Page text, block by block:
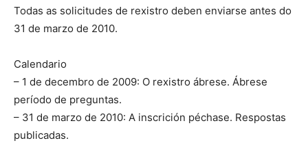
Todas as solicitudes de rexistro deben enviarse antes do
31 de marzo de 2010.
Calendario
– 1 de decembro de 2009: O rexistro ábrese. Ábrese
período de preguntas.
– 31 de marzo de 2010: A inscrición péchase. Respostas
publicadas.